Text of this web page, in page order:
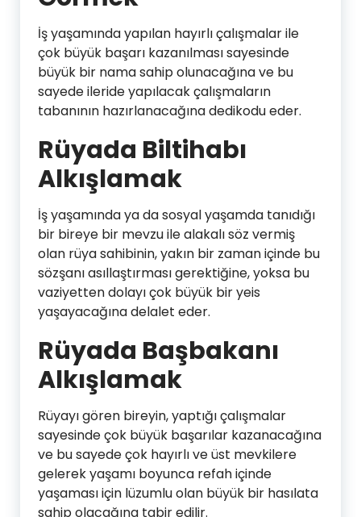
İş yaşamında yapılan hayırlı çalışmalar ile
çok büyük başarı kazanılması sayesinde
büyük bir nama sahip olunacağına ve bu
sayede ileride yapılacak çalışmaların
tabanının hazırlanacağına dedikodu eder.
Rüyada Biltihabı
Alkışlamak
İş yaşamında ya da sosyal yaşamda tanıdığı
bir bireye bir mevzu ile alakalı söz vermiş
olan rüya sahibinin, yakın bir zaman içinde bu
sözşanı asıllaştırması gerektiğine, yoksa bu
vaziyetten dolayı çok büyük bir yeis
yaşayacağına delalet eder.
Rüyada Başbakanı
Alkışlamak
Rüyayı gören bireyin, yaptığı çalışmalar
sayesinde çok büyük başarılar kazanacağına
ve bu sayede çok hayırlı ve üst mevkilere
gelerek yaşamı boyunca refah içinde
yaşaması için lüzumlu olan büyük bir hasılata
sahip olacağına tabir edilir.